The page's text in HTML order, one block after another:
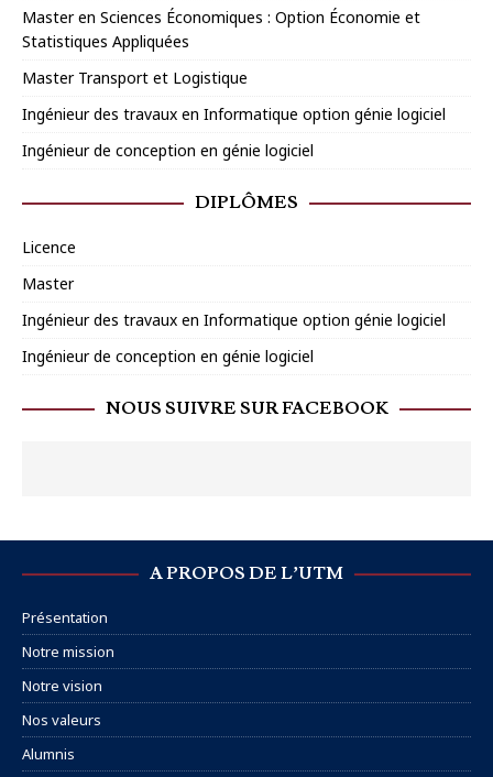
Master en Sciences Économiques : Option Économie et
Statistiques Appliquées
Master Transport et Logistique
Ingénieur des travaux en Informatique option génie logiciel
Ingénieur de conception en génie logiciel
DIPLÔMES
Licence
Master
Ingénieur des travaux en Informatique option génie logiciel
Ingénieur de conception en génie logiciel
NOUS SUIVRE SUR FACEBOOK
A PROPOS DE L’UTM
Présentation
Notre mission
Notre vision
Nos valeurs
Alumnis